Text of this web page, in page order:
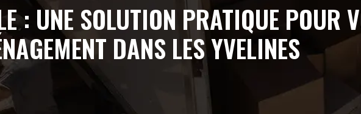
: UNE SOLUTION PRATIQUE POUR
DANS LES YVELINES